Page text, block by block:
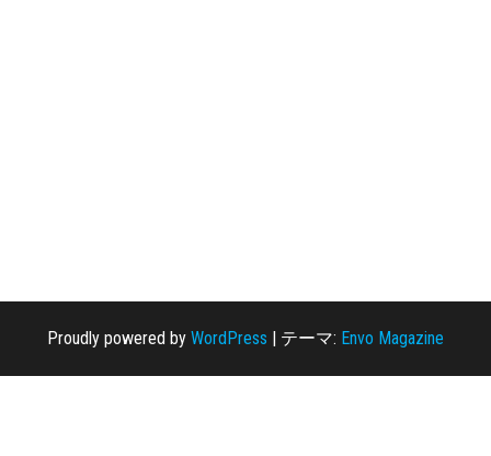
Proudly powered by WordPress テーマ: Envo Magazine